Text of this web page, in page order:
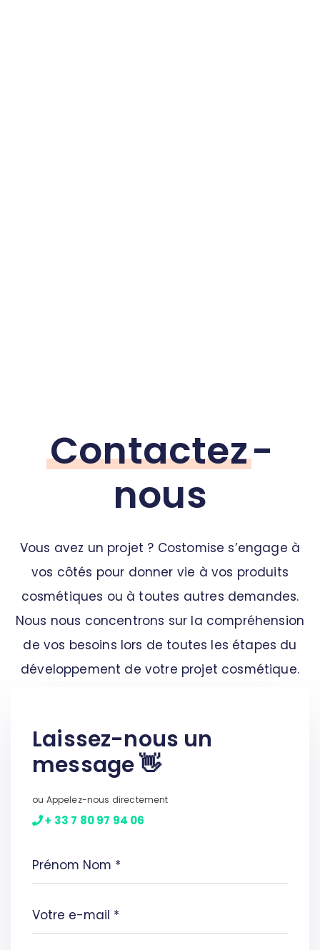
Contactez-
nous
Vous avez un projet ? Costomise s’engage à
vos côtés pour donner vie à vos produits
cosmétiques ou à toutes autres demandes.
Nous nous concentrons sur la compréhension
de vos besoins lors de toutes les étapes du
développement de votre projet cosmétique.
Laissez-nous un
message 👋
ou Appelez-nous directement
+ 33 7 80 97 94 06